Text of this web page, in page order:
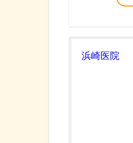
浜崎医院